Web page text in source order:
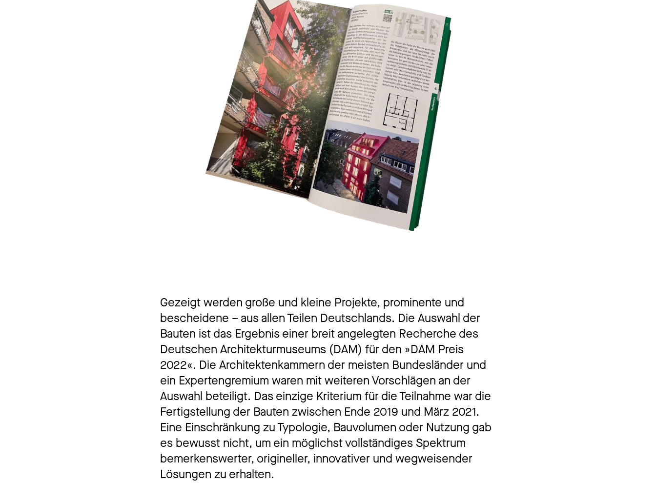
Gezeigt werden große und kleine Projekte, prominente und
bescheidene – aus allen Teilen Deutschlands. Die Auswahl der
Bauten ist das Ergebnis einer breit angelegten Recherche des
Deutschen Architekturmuseums (DAM) für den »DAM Preis
2022«. Die Architektenkammern der meisten Bundesländer und
ein Expertengremium waren mit weiteren Vorschlägen an der
Auswahl beteiligt. Das einzige Kriterium für die Teilnahme war die
Fertigstellung der Bauten zwischen Ende 2019 und März 2021.
Eine Einschränkung zu Typologie, Bauvolumen oder Nutzung gab
es bewusst nicht, um ein möglichst vollständiges Spektrum
bemerkenswerter, origineller, innovativer und wegweisender
Lösungen zu erhalten.